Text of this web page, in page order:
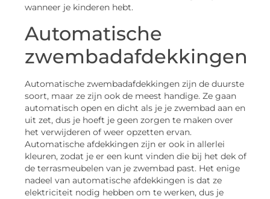
wanneer je kinderen hebt.
Automatische
zwembadafdekkingen
Automatische zwembadafdekkingen zijn de duurste
soort, maar ze zijn ook de meest handige. Ze gaan
automatisch open en dicht als je je zwembad aan en
uit zet, dus je hoeft je geen zorgen te maken over
het verwijderen of weer opzetten ervan.
Automatische afdekkingen zijn er ook in allerlei
kleuren, zodat je er een kunt vinden die bij het dek of
de terrasmeubelen van je zwembad past. Het enige
nadeel van automatische afdekkingen is dat ze
elektriciteit nodig hebben om te werken, dus je